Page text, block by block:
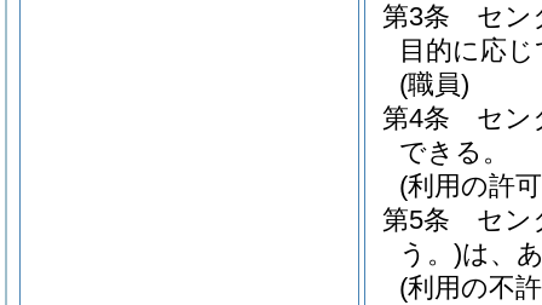
第3条
セン
目的に応
(職員)
第4条
セン
できる。
(利用の許
第5条
セン
う。)は、
(利用の不